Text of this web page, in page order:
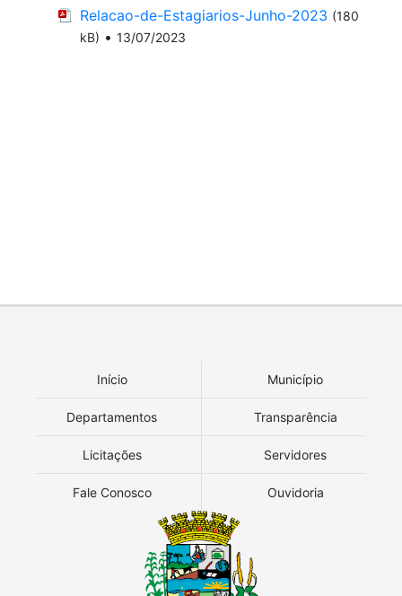
Relacao-de-Estagiarios-Junho-2023 (180
kB) • 13/07/2023
Início Município
Departamentos Transparência
Licitações Servidores
Fale Conosco Ouvidoria